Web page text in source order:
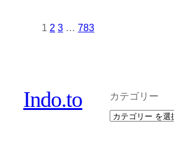
1 2 3 … 783
Indo.to カテゴリー